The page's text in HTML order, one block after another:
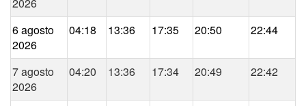
2026
6 agosto
2026
04:18 13:36 17:35 20:50 22:44
7 agosto
2026
04:20 13:36 17:34 20:49 22:42